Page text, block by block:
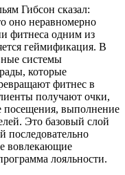
Гибсон сказал:
оно неравномерно
фитнеса одним из
геймификация. В
системы
которые
фитнес в
получают очки,
посещения, выполнение
Это базовый слой
последовательно
вовлекающие
лояльности.